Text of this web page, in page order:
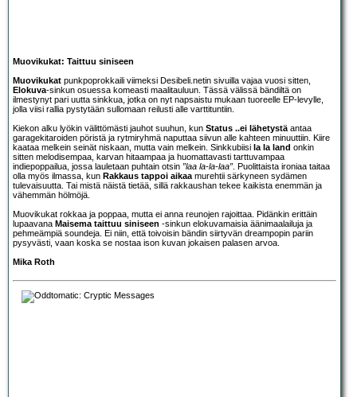
Muovikukat: Taittuu siniseen
Muovikukat punkpoprokkaili viimeksi Desibeli.netin sivuilla vajaa vuosi sitten,
Elokuva-sinkun osuessa komeasti maalitauluun. Tässä välissä bändiltä on
ilmestynyt pari uutta sinkkua, jotka on nyt napsaistu mukaan tuoreelle EP-levylle,
jolla viisi rallia pystytään sullomaan reilusti alle varttituntiin.
Kiekon alku lyökin välittömästi jauhot suuhun, kun Status ..ei lähetystä antaa
garagekitaroiden pöristä ja rytmiryhmä naputtaa siivun alle kahteen minuuttiin. Kiire
kaataa melkein seinät niskaan, mutta vain melkein. Sinkkubiisi la la land onkin
sitten melodisempaa, karvan hitaampaa ja huomattavasti tarttuvampaa
indiepoppailua, jossa lauletaan puhtain otsin ”laa la-la-laa” . Puolittaista ironiaa taitaa
olla myös ilmassa, kun Rakkaus tappoi aikaa murehtii särkyneen sydämen
tulevaisuutta. Tai mistä näistä tietää, sillä rakkaushan tekee kaikista enemmän ja
vähemmän hölmöjä.
Muovikukat rokkaa ja poppaa, mutta ei anna reunojen rajoittaa. Pidänkin erittäin
lupaavana Maisema taittuu siniseen -sinkun elokuvamaisia äänimaalailuja ja
pehmeämpiä soundeja. Ei niin, että toivoisin bändin siirtyvän dreampopin pariin
pysyvästi, vaan koska se nostaa ison kuvan jokaisen palasen arvoa.
Mika Roth